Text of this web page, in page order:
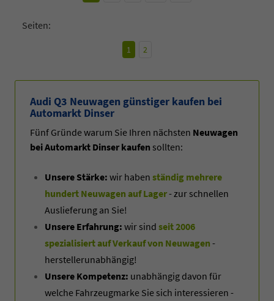
Seiten:
1 2
Audi Q3 Neuwagen günstiger kaufen bei
Automarkt Dinser
Fünf Gründe warum Sie Ihren nächsten Neuwagen
bei Automarkt Dinser kaufen sollten:
Unsere Stärke: wir haben ständig mehrere
hundert Neuwagen auf Lager- zur schnellen
Auslieferung an Sie!
Unsere Erfahrung: wir sind seit 2006
spezialisiert auf Verkauf von Neuwagen -
herstellerunabhängig!
Unsere Kompetenz: unabhängig davon für
welche Fahrzeugmarke Sie sich interessieren -